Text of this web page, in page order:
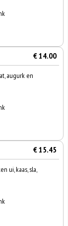
€ 14.00
augurk en
€ 15.45
ui, kaas, sla,